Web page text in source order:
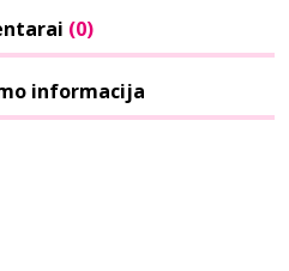
(0)
informacija